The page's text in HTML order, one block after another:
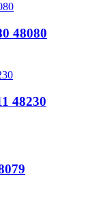
48080
48230